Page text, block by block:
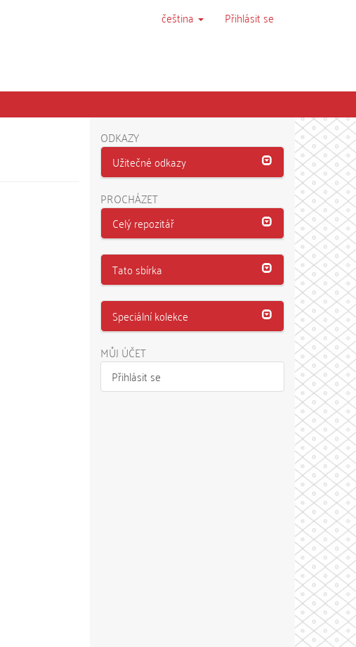
čeština Přihlásit se
ODKAZY
Užitečné odkazy
PROCHÁZET
Celý repozitář
Tato sbírka
Speciální kolekce
MŮJ ÚČET
Přihlásit se